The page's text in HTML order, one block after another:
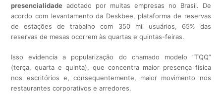
presencialidade adotado por muitas empresas no Brasil. De
acordo com levantamento da Deskbee, plataforma de reservas
de estações de trabalho com 350 mil usuários, 65% das
reservas de mesas ocorrem às quartas e quintas-feiras.
Isso evidencia a popularização do chamado modelo “TQQ”
(terça, quarta e quinta), que concentra maior presença física
nos escritórios e, consequentemente, maior movimento nos
restaurantes corporativos e arredores.